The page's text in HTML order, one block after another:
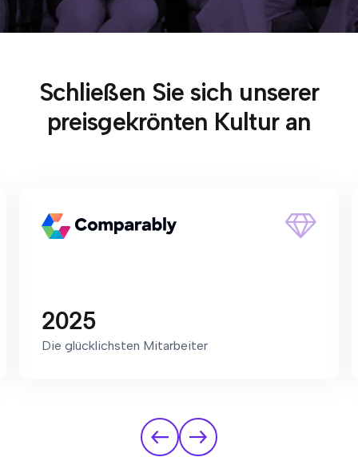
Schließen Sie sich unserer
preisgekrönten Kultur an
2025
Die glücklichsten Mitarbeiter